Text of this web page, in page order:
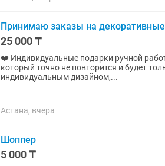
Принимаю заказы на
25 000 ₸
❤️ Индивидуальные подарки ручной работы –
который точно не повторится и будет только вашим? Создаю
индивидуальным дизайном,...
Астана, вчера
Шоппер
5 000 ₸